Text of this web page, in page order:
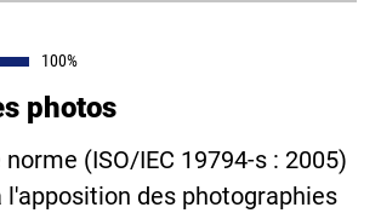
100%
photos
(ISO/IEC 19794-s : 2005)
des photographies